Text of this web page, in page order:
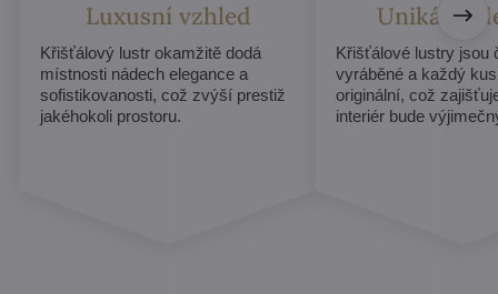
Luxusní vzhled
Křišťálový lustr okamžitě dodá
místnosti nádech elegance a
sofistikovanosti, což zvýší prestiž
jakéhokoli prostoru.
Unikátní
Křišťálové lustry jsou
vyráběné a každý
originální, což
interiér bude